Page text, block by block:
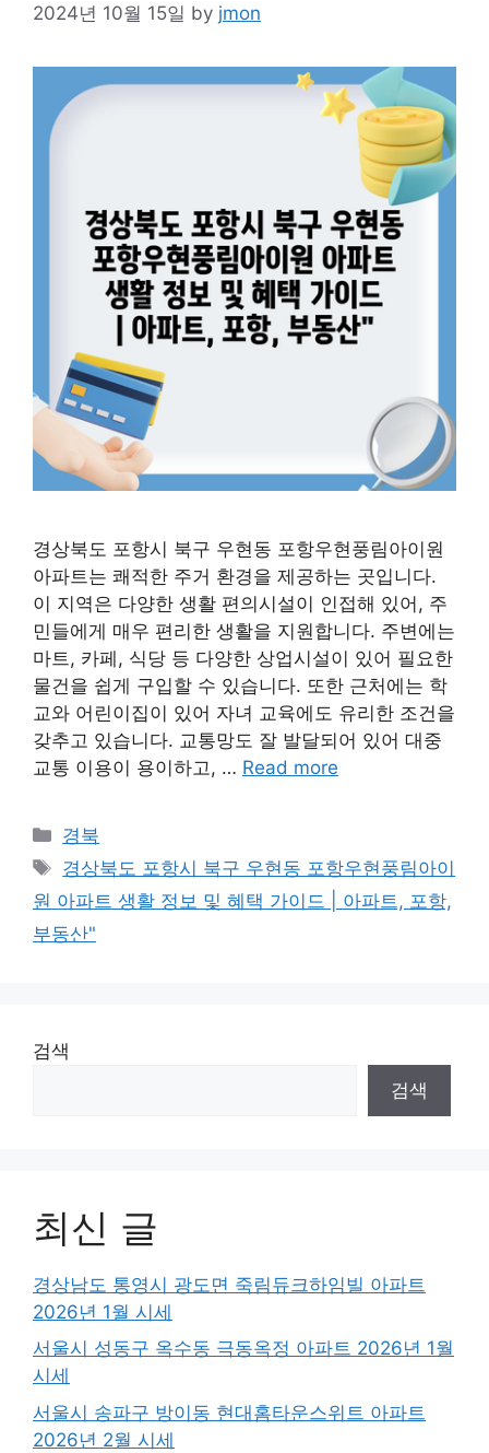
2024년 10월 15일 by jmon
경상북도 포항시 북구 우현동 포항우현풍림아이원
아파트는 쾌적한 주거 환경을 제공하는 곳입니다.
이 지역은 다양한 생활 편의시설이 인접해 있어, 주
민들에게 매우 편리한 생활을 지원합니다. 주변에는
마트, 카페, 식당 등 다양한 상업시설이 있어 필요한
물건을 쉽게 구입할 수 있습니다. 또한 근처에는 학
교와 어린이집이 있어 자녀 교육에도 유리한 조건을
갖추고 있습니다. 교통망도 잘 발달되어 있어 대중
교통 이용이 용이하고, … Read more
Categories
경북
Tags
경상북도 포항시 북구 우현동 포항우현풍림아이
원 아파트 생활 정보 및 혜택 가이드 | 아파트, 포항,
부동산"
검색
검색
최신 글
경상남도 통영시 광도면 죽림듀크하임빌 아파트
2026년 1월 시세
서울시 성동구 옥수동 극동옥정 아파트 2026년 1월
시세
서울시 송파구 방이동 현대홈타운스위트 아파트
2026년 2월 시세